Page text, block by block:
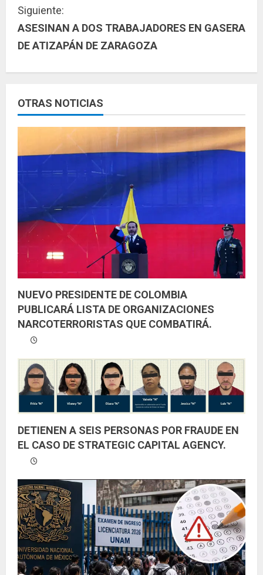
u
e
l
e
y
n
o
Siguiente:
ASESINAN A DOS TRABAJADORES EN GASERA
DE ATIZAPÁN DE ZARAGOZA
OTRAS NOTICIAS
NUEVO PRESIDENTE DE COLOMBIA
PUBLICARÁ LISTA DE ORGANIZACIONES
NARCOTERRORISTAS QUE COMBATIRÁ.
DETIENEN A SEIS PERSONAS POR FRAUDE EN
EL CASO DE STRATEGIC CAPITAL AGENCY.